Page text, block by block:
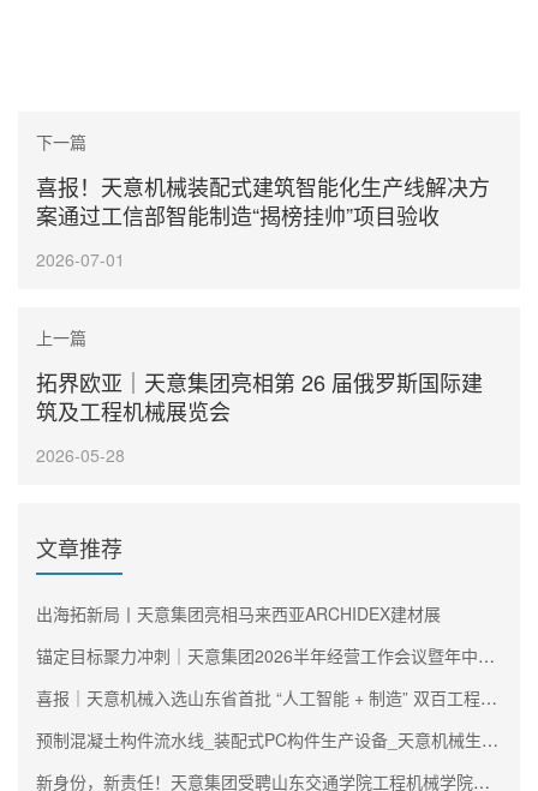
下一篇
喜报！天意机械装配式建筑智能化生产线解决方
案通过工信部智能制造“揭榜挂帅”项目验收
2026-07-01
上一篇
拓界欧亚｜天意集团亮相第 26 届俄罗斯国际建
筑及工程机械展览会
2026-05-28
文章推荐
出海拓新局丨天意集团亮相马来西亚ARCHIDEX建材展
锚定目标聚力冲刺｜天意集团2026半年经营工作会议暨年中述职大会圆满召开
喜报｜天意机械入选山东省首批 “人工智能 + 制造” 双百工程阵容
预制混凝土构件流水线_装配式PC构件生产设备_天意机械生产厂家
新身份，新责任！天意集团受聘山东交通学院工程机械学院理事会副理事长单位